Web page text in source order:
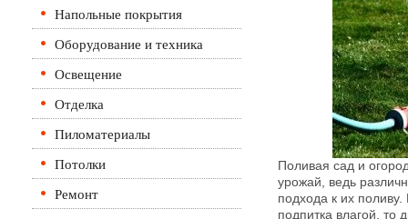
Напольные покрытия
Оборудование и техника
Освещение
Отделка
Пиломатериалы
Потолки
Ремонт
Поливая сад и
урожай, ведь
подхода к их
подпитка влагой, то